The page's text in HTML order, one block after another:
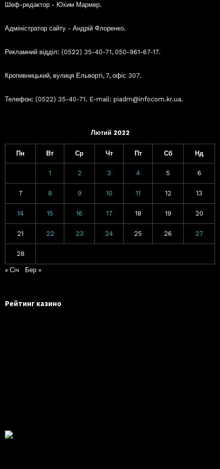
Шеф-редактор - Юхим Мармер.
Адміністратор сайту - Андрій Флоренко.
Рекламний відділ: (0522) 35-40-71, 050-961-67-17.
Кропивницький, вулиця Ельворті, 7, офіс 307.
Телефон: (0522) 35-40-71. E-mail: piadm@infocom.kr.ua.
Лютий 2022
Пн Вт Ср Чт Пт Сб Нд
1 2 3 4 5 6
7 8 9 10 11 12 13
14 15 16 17 18 19 20
21 22 23 24 25 26 27
28
« Січ Бер »
Рейтинг казино